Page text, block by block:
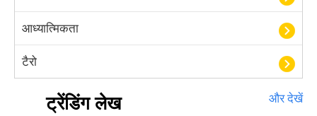
आध्यात्मिकता
टैरो
हस्तरेखा शास्त्र
ट्रेंडिंग लेख और देखें